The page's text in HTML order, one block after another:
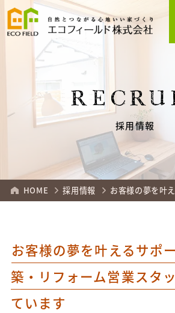
採用情報
HOME 採用情報 お客様の夢を叶
お客様の夢を叶えるサポ
築・リフォーム営業スタ
ています